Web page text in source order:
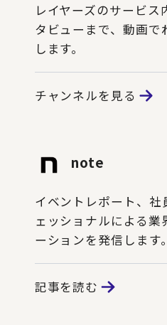
レイヤーズのサービ
タビューまで、動画で
します。
チャンネルを見る
note
イベントレポート、社
ェッショナルによる業
ーションを発信します。
記事を読む